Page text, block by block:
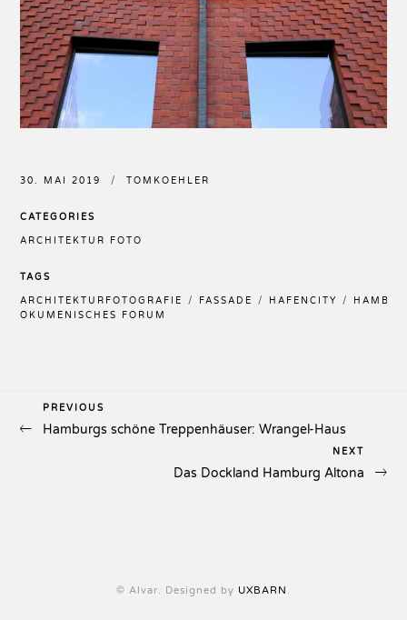
30. MAI 2019 TOMKOEHLER
CATEGORIES
ARCHITEKTUR FOTO
TAGS
ARCHITEKTURFOTOGRAFIE FASSADE HAFENCITY
ÖKUMENISCHES FORUM
Beitragsnavigation
Previous
Post
PREVIOUS
Hamburgs schöne Treppenhäuser: Wrangel-Haus
Post
NEXT
Das Dockland Hamburg Altona
© Alvar. Designed by UXBARN .